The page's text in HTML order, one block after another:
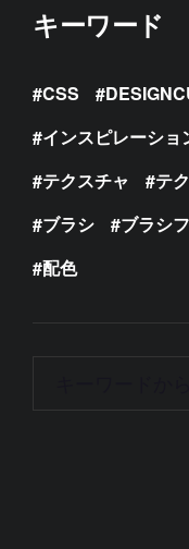
キーワード
CSS
インスピレーショ
テクスチャ
テ
ブラシ
ブラシ
配色